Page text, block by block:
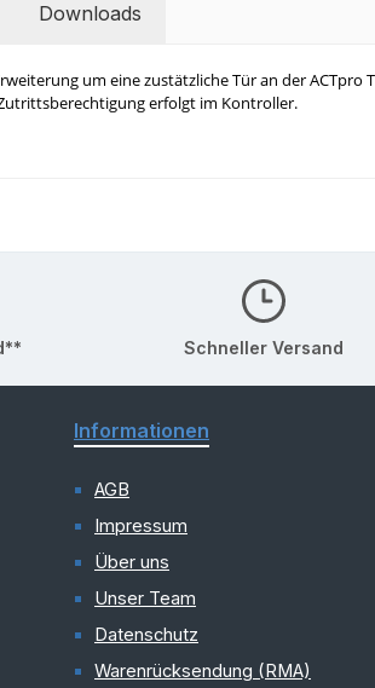
Downloads
um eine zustätzliche Tür an der
erfolgt im Kontroller.
Schneller Versand
Informationen
AGB
Impressum
Über uns
Unser Team
Datenschutz
Warenrücksendung (RMA)